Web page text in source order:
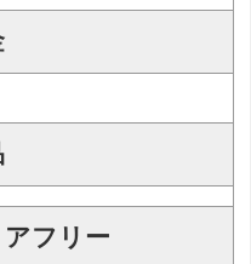
フリー